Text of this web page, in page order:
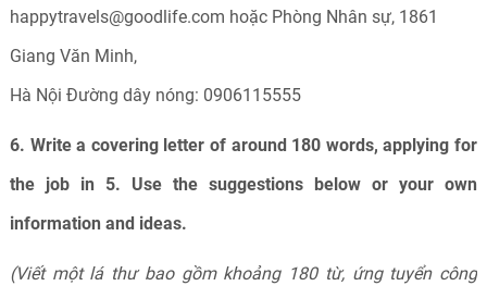
happytravels@goodlife.com hoặc Phòng Nhân sự, 1861
Giang Văn Minh,
Hà Nội Đường dây nóng: 0906115555
6. Write a covering letter of around 180 words, applying for
the job in 5. Use the suggestions below or your own
information and ideas.
(Viết một lá thư bao gồm khoảng 180 từ, ứng tuyển công